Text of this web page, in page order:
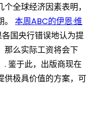
全球经济因素表明，
。本周ABC的伊恩·维
国央行错误地认为提
那么实际工资将会下
. 鉴于此，出版商现在
供极具价值的方案，可